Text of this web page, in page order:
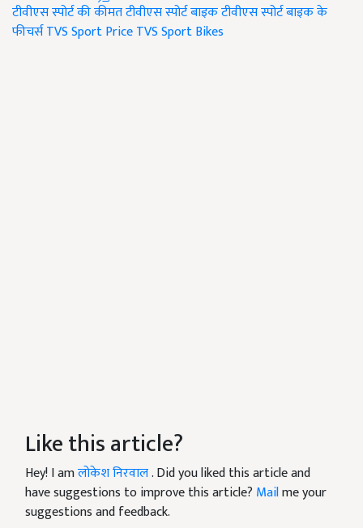
टीवीएस स्पोर्ट की कीमतटीवीएस स्पोर्ट बाइकटीवीएस स्पोर्ट बाइक के
फीचर्सTVS Sport PriceTVS Sport Bikes
Like this article?
Hey! I amलोकेश निरवाल. Did you liked this article and
have suggestions to improve this article? Mailme your
suggestions and feedback.